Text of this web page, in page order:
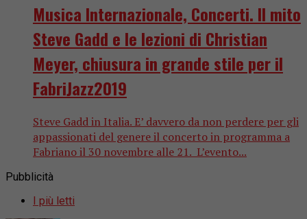
Musica Internazionale, Concerti. Il mito
Steve Gadd e le lezioni di Christian
Meyer, chiusura in grande stile per il
FabriJazz2019
Steve Gadd in Italia. E’ davvero da non perdere per gli
appassionati del genere il concerto in programma a
Fabriano il 30 novembre alle 21. L’evento...
Pubblicità
I più letti